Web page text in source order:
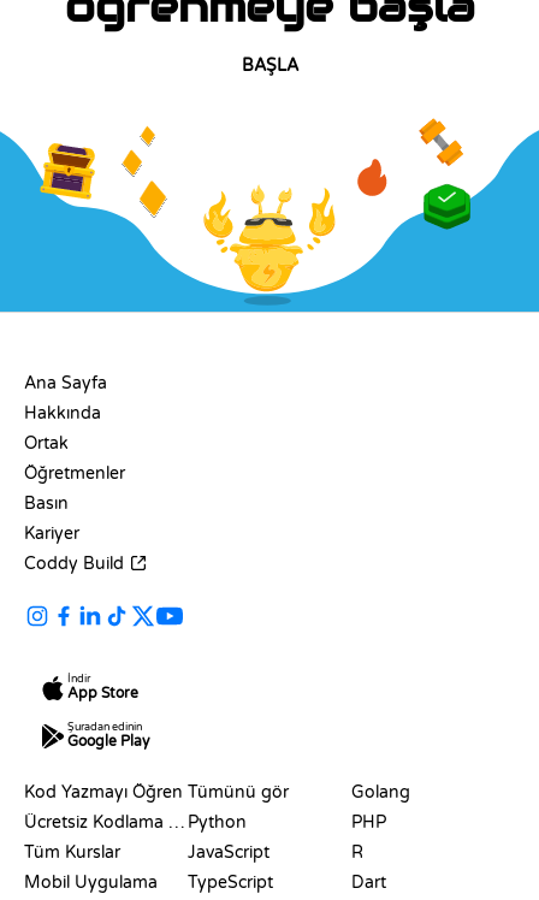
BAŞLA
Ana Sayfa
Hakkında
Ortak
Öğretmenler
Basın
Kariyer
Coddy Build
İndir
App Store
Şuradan edinin
Google Play
Kod Yazmayı Öğren
Ücretsiz Kodlama Siteleri
Tüm Kurslar
Mobil Uygulama
Tümünü gör
Python
JavaScript
TypeScript
Golang
PHP
R
Dart